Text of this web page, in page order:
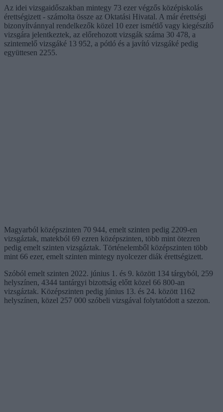
Az idei vizsgaidőszakban mintegy 73 ezer végzős középiskolás
érettségizett - számolta össze az Oktatási Hivatal. A már érettségi
bizonyítvánnyal rendelkezők közel 10 ezer ismétlő vagy kiegészítő
vizsgára jelentkeztek, az előrehozott vizsgák száma 30 478, a
szintemelő vizsgáké 13 952, a pótló és a javító vizsgáké pedig
együttesen 2255.
Magyarból középszinten 70 944, emelt szinten pedig 2209-en
vizsgáztak, matekból 69 ezren középszinten, több mint ötezren
pedig emelt szinten vizsgáztak. Történelemből középszinten több
mint 66 ezer, emelt szinten mintegy nyolcezer diák érettségizett.
Szóból emelt szinten 2022. június 1. és 9. között 134 tárgyból, 259
helyszínen, 4344 tantárgyi bizottság előtt közel 66 800-an
vizsgáztak. Középszinten pedig június 13. és 24. között 1162
helyszínen, közel 257 000 szóbeli vizsgával folytatódott a szezon.